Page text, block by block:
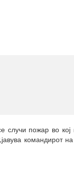
случи пожар во
командирот